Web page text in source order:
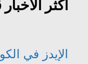
أكثر
الإيدز في